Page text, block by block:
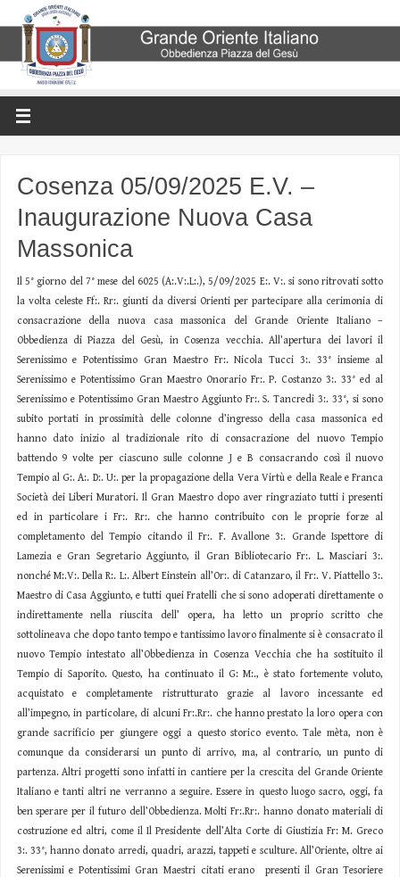
Cosenza 05/09/2025 E.V. –
Inaugurazione Nuova Casa
Massonica
Il 5° giorno del 7° mese del 6025 (A:.V:.L:.), 5/09/2025 E:. V:. si sono ritrovati sotto
la volta celeste Ff:. Rr:. giunti da diversi Orienti per partecipare alla cerimonia di
consacrazione della nuova casa massonica del Grande Oriente Italiano –
Obbedienza di Piazza del Gesù, in Cosenza vecchia. All’apertura dei lavori il
Serenissimo e Potentissimo Gran Maestro Fr:. Nicola Tucci 3:. 33° insieme al
Serenissimo e Potentissimo Gran Maestro Onorario Fr:. P. Costanzo 3:. 33° ed al
Serenissimo e Potentissimo Gran Maestro Aggiunto Fr:. S. Tancredi 3:. 33°, si sono
subito portati in prossimità delle colonne d’ingresso della casa massonica ed
hanno dato inizio al tradizionale rito di consacrazione del nuovo Tempio
battendo 9 volte per ciascuno sulle colonne J e B consacrando così il nuovo
Tempio al G:. A:. D:. U:. per la propagazione della Vera Virtù e della Reale e Franca
Società dei Liberi Muratori. Il Gran Maestro dopo aver ringraziato tutti i presenti
ed in particolare i Fr:. Rr:. che hanno contribuito con le proprie forze al
completamento del Tempio citando il Fr:. F. Avallone 3:. Grande Ispettore di
Lamezia e Gran Segretario Aggiunto, il Gran Bibliotecario Fr:. L. Masciari 3:.
nonché M:.V:. Della R:. L:. Albert Einstein all’Or:. di Catanzaro, il Fr:. V. Piattello 3:.
Maestro di Casa Aggiunto, e tutti quei Fratelli che si sono adoperati direttamente o
indirettamente nella riuscita dell’ opera, ha letto un proprio scritto che
sottolineava che dopo tanto tempo e tantissimo lavoro finalmente si è consacrato il
nuovo Tempio intestato all’Obbedienza in Cosenza Vecchia che ha sostituito il
Tempio di Saporito. Questo, ha continuato il G: M:., è stato fortemente voluto,
acquistato e completamente ristrutturato grazie al lavoro incessante ed
all’impegno, in particolare, di alcuni Fr:.Rr:. che hanno prestato la loro opera con
grande sacrificio per giungere oggi a questo storico evento. Tale mèta, non è
comunque da considerarsi un punto di arrivo, ma, al contrario, un punto di
partenza. Altri progetti sono infatti in cantiere per la crescita del Grande Oriente
Italiano e tanti altri ne verranno a seguire. Essere in questo luogo sacro, oggi, fa
ben sperare per il futuro dell’Obbedienza. Molti Fr:.Rr:. hanno donato materiali di
costruzione ed altri, come il Il Presidente dell’Alta Corte di Giustizia Fr: M. Greco
3:. 33°, hanno donato arredi, quadri, arazzi, tappeti e sculture. All’Oriente, oltre ai
Serenissimi e Potentissimi Gran Maestri citati erano presenti il Gran Tesoriere